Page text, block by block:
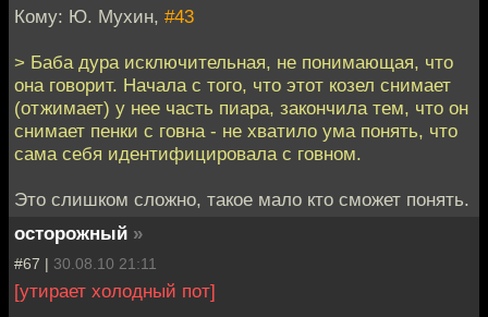
Кому: Ю. Мухин, #43
> Баба дура исключительная, не понимающая, что
она говорит. Начала с того, что этот козел снимает
(отжимает) у нее часть пиара, закончила тем, что он
снимает пенки с говна - не хватило ума понять, что
сама себя идентифицировала с говном.
Это слишком сложно, такое мало кто сможет понять.
осторожный »
#67 | 30.08.10 21:11
[утирает холодный пот]